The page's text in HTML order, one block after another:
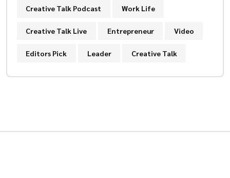
Creative Talk Podcast Work Life
Creative Talk Live Entrepreneur Video
Editors Pick Leader Creative Talk